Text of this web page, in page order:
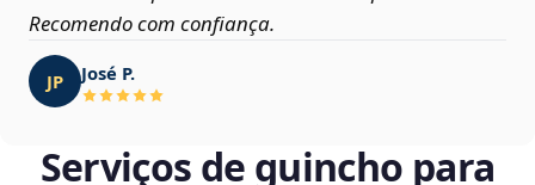
Recomendo com confiança.
JP José P.
Serviços de guincho para